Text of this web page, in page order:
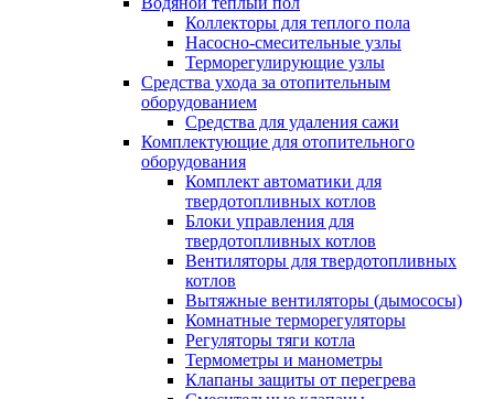
Коллекторы для теплого пола
Насосно-смесительные узлы
Терморегулирующие узлы
Средства ухода за отопительным
оборудованием
Средства для удаления сажи
Комплектующие для отопительного
оборудования
Комплект автоматики для
твердотопливных котлов
Блоки управления для
твердотопливных котлов
Вентиляторы для твердотопливных
котлов
Вытяжные вентиляторы (дымососы)
Комнатные терморегуляторы
Регуляторы тяги котла
Термометры и манометры
Клапаны защиты от перегрева